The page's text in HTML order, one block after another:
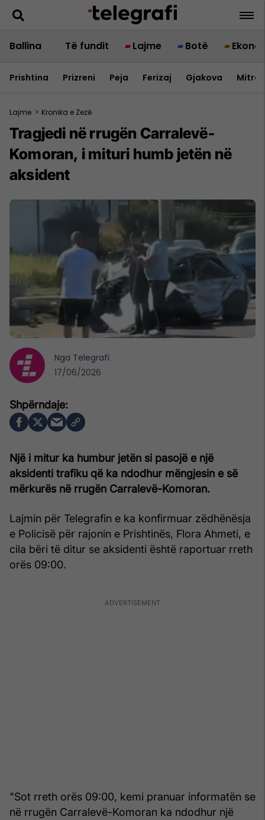
Ballina Të fundit Lajme Botë
Prishtina Prizreni Peja Ferizaj Gjakova
Lajme > Kronika e Zezë
Tragjedi në rrugën Carralevë-
Komoran, i mituri humb jetën në
aksident
Një i mitur ka humbur jetën si pasojë e një
aksidenti trafiku që ka ndodhur mëngjesin e së
mërkurës në rrugën Carralevë-Komoran.
Lajmin për Telegrafin e ka konfirmuar zëdhënësja
e Policisë për rajonin e Prishtinës, Flora Ahmeti, e
cila bëri të ditur se aksidenti është raportuar rreth
orës 09:00.
"Sot rreth orës 09:00, kemi pranuar informatën se
në rrugën Carralevë-Komoran ka ndodhur një
Nga Telegrafi
17/06/2026